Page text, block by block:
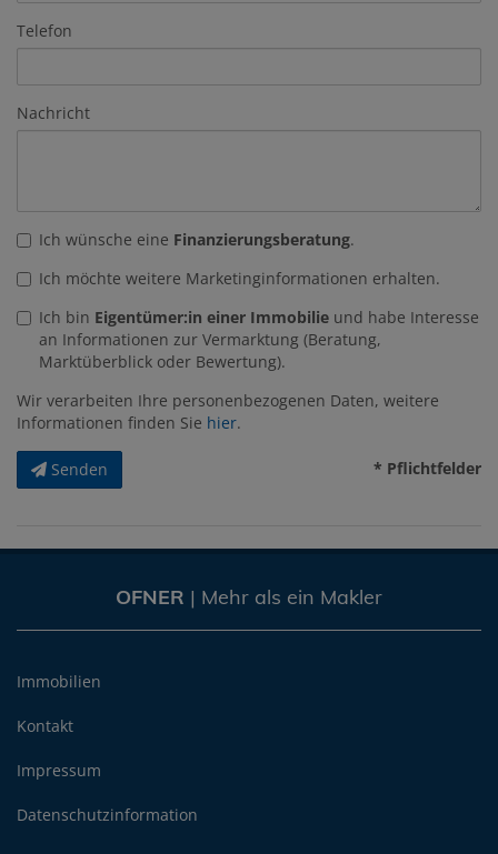
Telefon
Nachricht
Ich wünsche eine Finanzierungsberatung.
Ich möchte weitere Marketinginformationen erhalten.
Ich bin Eigentümer:in einer Immobilie und habe Interesse
an Informationen zur Vermarktung (Beratung,
Marktüberblick oder Bewertung).
Wir verarbeiten Ihre personenbezogenen Daten, weitere
Informationen finden Sie hier.
Senden * Pflichtfelder
OFNER | Mehr als ein Makler
Immobilien
Kontakt
Impressum
Datenschutzinformation